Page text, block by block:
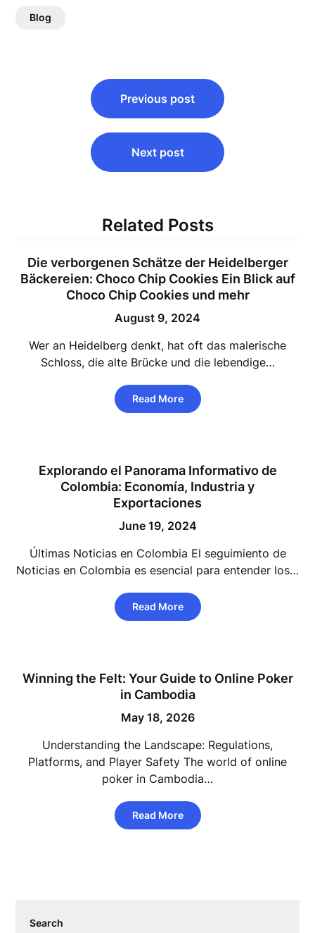
Blog
navigation
Previous post
Next post
Related Posts
Die verborgenen Schätze der Heidelberger
Bäckereien: Choco Chip Cookies Ein Blick auf
Choco Chip Cookies und mehr
August 9, 2024
Wer an Heidelberg denkt, hat oft das malerische
Schloss, die alte Brücke und die lebendige…
Read More
Explorando el Panorama Informativo de
Colombia: Economía, Industria y
Exportaciones
June 19, 2024
Últimas Noticias en Colombia El seguimiento de
Noticias en Colombia es esencial para entender los…
Read More
Winning the Felt: Your Guide to Online Poker
in Cambodia
May 18, 2026
Understanding the Landscape: Regulations,
Platforms, and Player Safety The world of online
poker in Cambodia…
Read More
Search